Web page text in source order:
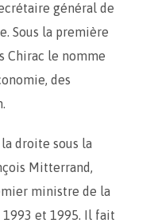
général de
Sous la première
Chirac le nomme
des
droite sous la
Mitterrand,
ministre de la
et 1995. Il fait